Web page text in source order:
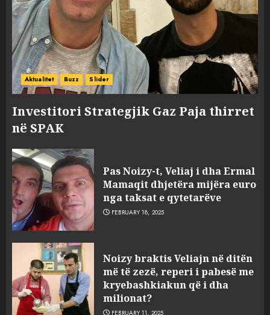
Aktualitet Buzz Slider
Investitori Strategjik Gaz Paja thirret
në SPAK
Pas Noizy-t, Veliaj i dha Ermal
Mamaqit dhjetëra mijëra euro
nga taksat e qytetarëve
FEBRUARY 18, 2025
Noizy braktis Veliajn në ditën
më të zezë, reperi i pabesë me
kryebashkiakun që i dha
milionat?
FEBRUARY 11, 2025
3
sulmuan “One Albania”,
ngjarja u fsheh. A u vodhën
serverat?
MARCH 25, 2025